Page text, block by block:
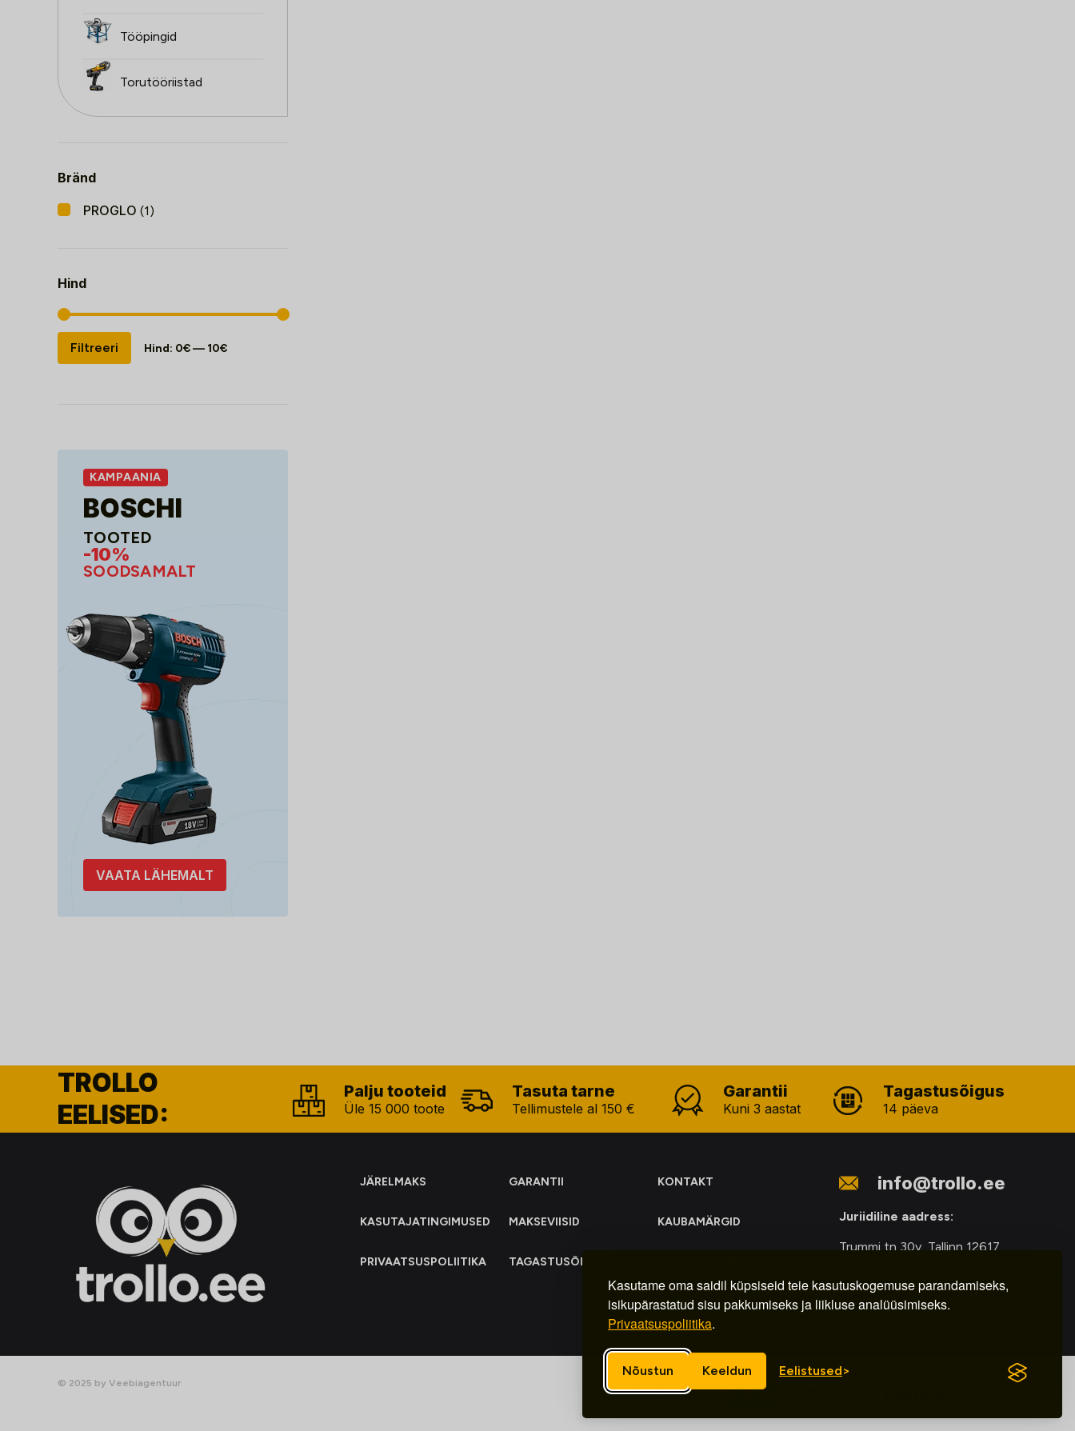
Kasutame oma saidil küpsiseid teie kasutuskogemuse parandamiseks,
isikupärastatud sisu pakkumiseks ja liikluse analüüsimiseks.
Privaatsuspoliitika.
Nõustun Keeldun Eelistused
Tööpingid
Torutööriistad
Bränd
PROGLO (1)
Hind
Minimaalne
hind
Maksimaalne
hind
Filtreeri Hind: 0€— 10€
KAMPAANIA
BOSCHI
TOOTED
-10%
SOODSAMALT
VAATA LÄHEMALT
TROLLO
EELISED:
Palju tooteid
Üle 15 000 toote
Tasuta tarne
Tellimustele al 150 €
Garantii
Kuni 3 aastat
Tagastusõigus
14 päeva
JÄRELMAKS GARANTII KONTAKT
KASUTAJATINGIMUSED MAKSEVIISID KAUBAMÄRGID
PRIVAATSUSPOLIITIKA TAGASTUSÕIGUS
KOGUMINE
info@trollo.ee
Juriidiline aadress:
Trummi tn 30y, Tallinn 12617
Kauba väljastamine:
E-R – 9.00 – 18.00
© 2025 by Veebiagentuur